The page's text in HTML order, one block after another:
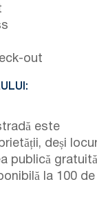
out
este
deși
publică gratuită
la 100 de